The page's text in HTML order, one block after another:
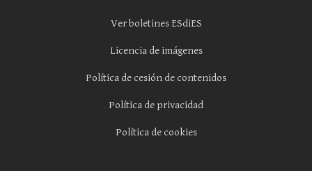
Ver boletines ESdiES
Licencia de imágenes
Política de cesión de contenidos
Política de privacidad
Política de cookies